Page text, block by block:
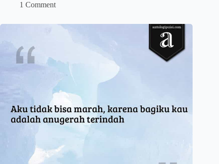
1 Comment